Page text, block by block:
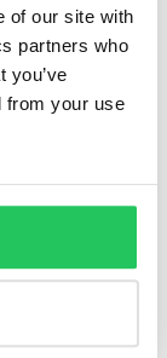
of our site with
partners who
you’ve
from your use
nyújthat
szint: egy